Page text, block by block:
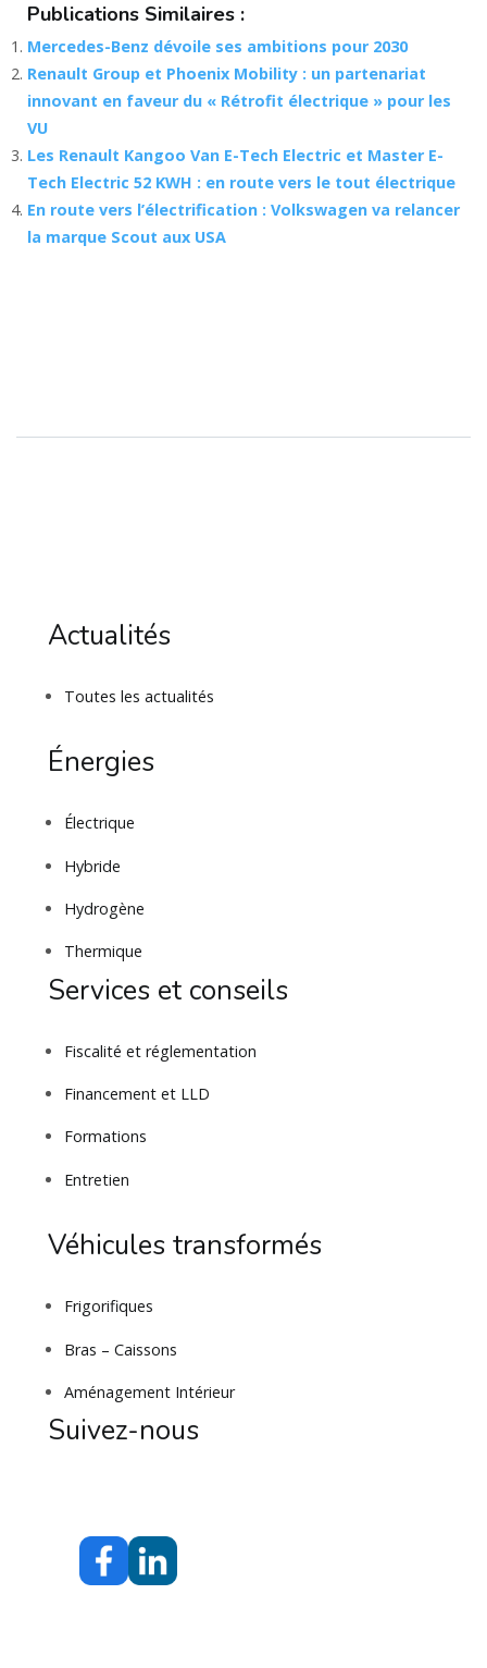
Publications Similaires :
Mercedes-Benz dévoile ses ambitions pour 2030
Renault Group et Phoenix Mobility : un partenariat
innovant en faveur du « Rétrofit électrique » pour les
VU
Les Renault Kangoo Van E-Tech Electric et Master E-
Tech Electric 52 KWH : en route vers le tout électrique
En route vers l’électrification : Volkswagen va relancer
la marque Scout aux USA
Actualités
Toutes les actualités
Énergies
Électrique
Hybride
Hydrogène
Thermique
Services et conseils
Fiscalité et réglementation
Financement et LLD
Formations
Entretien
Véhicules transformés
Frigorifiques
Bras – Caissons
Aménagement Intérieur
Suivez-nous